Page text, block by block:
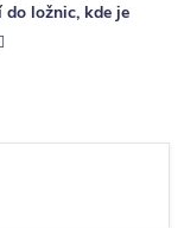
do ložnic, kde je